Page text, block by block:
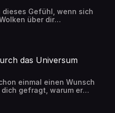
Gefühl, wenn sich
über dir
wie negative
und du einfach nicht
täglich mentalen
Selbstzweifel, alte
das Universum
einmal einen Wunsch
gefragt, warum er
die Botschaft unklar, oder
Wunscherfüllung durch